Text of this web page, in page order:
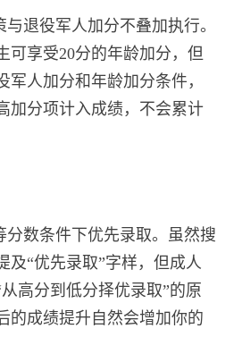
退役军人加分不叠加执行。
可享受20分的年龄加分，但
军人加分和年龄加分条件，
加分项计入成绩，不会累计
数条件下优先录取。虽然搜
及“优先录取”字样，但成人
高分到低分择优录取”的原
的成绩提升自然会增加你的